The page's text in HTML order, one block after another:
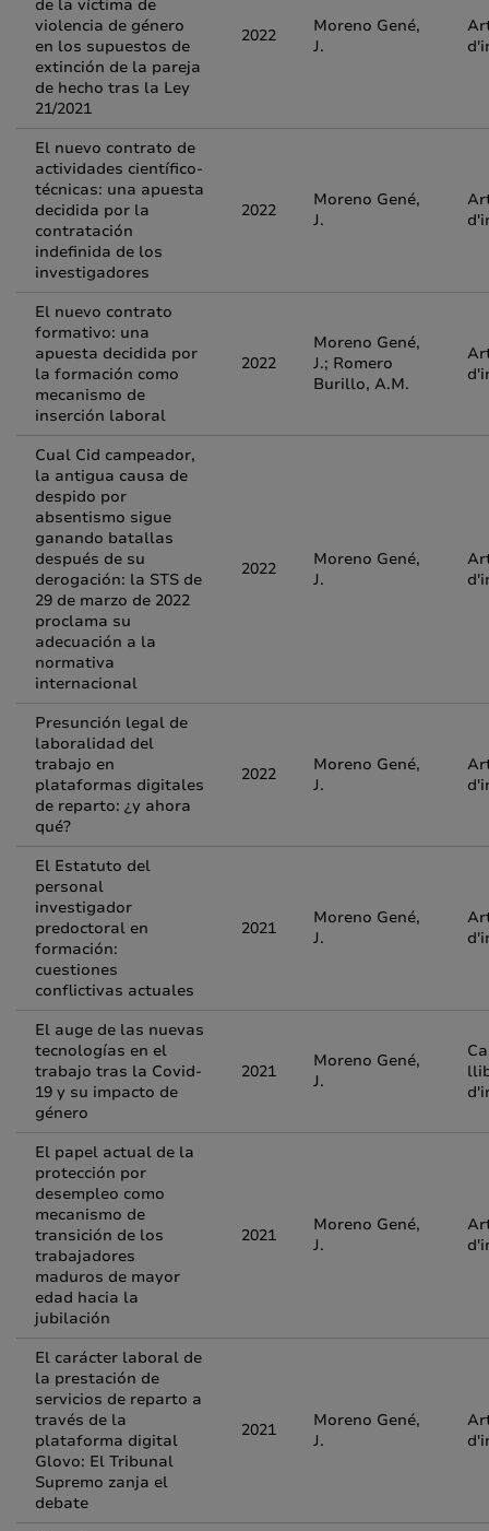
de la víctima de
violencia de género
en los supuestos de
extinción de la pareja
de hecho tras la Ley
21/2021
2022
Moreno Gené,
J.
El nuevo contrato de
actividades científico-
técnicas: una apuesta
decidida por la
contratación
indefinida de los
investigadores
2022
Moreno Gené,
J.
El nuevo contrato
formativo: una
apuesta decidida por
la formación como
mecanismo de
inserción laboral
2022
Moreno Gené,
J.; Romero
Burillo, A.M.
Cual Cid campeador,
la antigua causa de
despido por
absentismo sigue
ganando batallas
después de su
derogación: la STS de
29 de marzo de 2022
proclama su
adecuación a la
normativa
internacional
2022
Moreno Gené,
J.
Presunción legal de
laboralidad del
trabajo en
plataformas digitales
de reparto: ¿y ahora
qué?
2022
Moreno Gené,
J.
El Estatuto del
personal
investigador
predoctoral en
formación:
cuestiones
conflictivas actuales
2021
Moreno Gené,
J.
El auge de las nuevas
tecnologías en el
trabajo tras la Covid-
19 y su impacto de
género
2021
Moreno Gené,
J.
El papel actual de la
protección por
desempleo como
mecanismo de
transición de los
trabajadores
maduros de mayor
edad hacia la
jubilación
2021
Moreno Gené,
J.
El carácter laboral de
la prestación de
servicios de reparto a
través de la
plataforma digital
Glovo: El Tribunal
Supremo zanja el
debate
2021
Moreno Gené,
J.